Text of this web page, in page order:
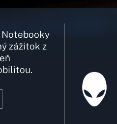
Notebooky
zážitok z